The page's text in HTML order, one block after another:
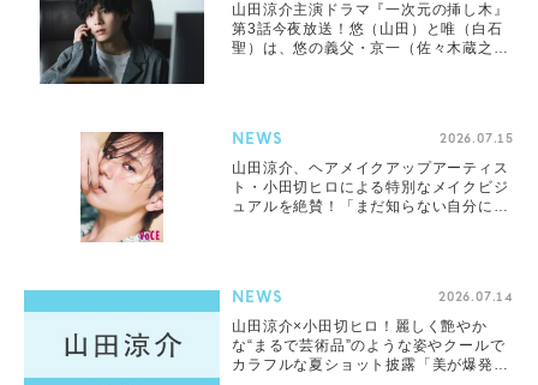
山田涼介主演ドラマ『一次元の挿し木』
第3話今夜放送！悠（山田）と唯（白石
聖）は、悠の義父・京一（佐々木蔵之
NEWS 2026.07.15
山田涼介、ヘアメイクアップアーティス
ト・小田切ヒロによる特別なメイクビジ
ュアルを絶賛！「まだ知らない自分に気
NEWS 2026.07.14
山田涼介×小田切ヒロ！麗しく艶やか
な“まるで芸術品”のような姿やクールで
カラフルな夏ショット披露「美が爆発」